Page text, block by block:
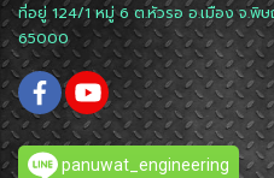
ที่อยู่ 124/1 หมู่ 6 ต.หัวรอ อ.เมือง จ.
65000
panuwat_engineering